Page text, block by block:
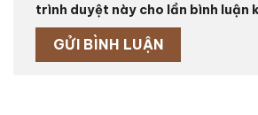
trình duyệt này cho lần bình luận